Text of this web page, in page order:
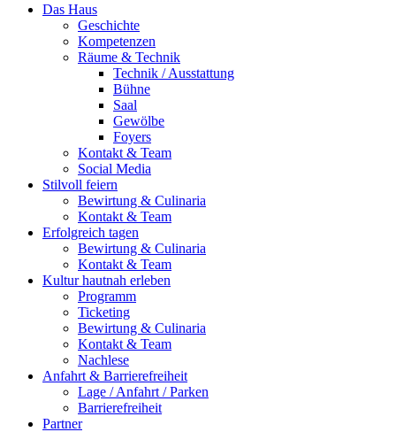
Das Haus
Geschichte
Kompetenzen
Räume & Technik
Technik / Ausstattung
Bühne
Saal
Gewölbe
Foyers
Kontakt & Team
Social Media
Stilvoll feiern
Bewirtung & Culinaria
Kontakt & Team
Erfolgreich tagen
Bewirtung & Culinaria
Kontakt & Team
Kultur hautnah erleben
Programm
Ticketing
Bewirtung & Culinaria
Kontakt & Team
Nachlese
Anfahrt & Barrierefreiheit
Lage / Anfahrt / Parken
Barrierefreiheit
Partner